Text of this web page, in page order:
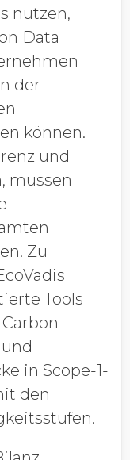
nutzen,
Data
der
können.
und
müssen
Zu
Tools
in Scope-1-
den